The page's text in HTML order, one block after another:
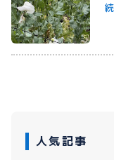
人気記事